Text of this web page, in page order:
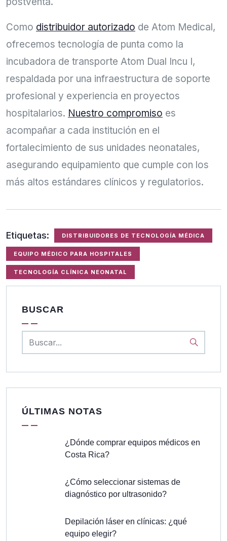
Como distribuidor autorizado de Atom Medical,
ofrecemos tecnología de punta como la
incubadora de transporte Atom Dual Incu I,
respaldada por una infraestructura de soporte
profesional y experiencia en proyectos
hospitalarios. Nuestro compromiso es
acompañar a cada institución en el
fortalecimiento de sus unidades neonatales,
asegurando equipamiento que cumple con los
más altos estándares clínicos y regulatorios.
Etiquetas: DISTRIBUIDORES DE TECNOLOGÍA MÉDICA
EQUIPO MÉDICO PARA HOSPITALES
TECNOLOGÍA CLÍNICA NEONATAL
BUSCAR
ÚLTIMAS NOTAS
¿Dónde comprar equipos médicos en
Costa Rica?
¿Cómo seleccionar sistemas de
diagnóstico por ultrasonido?
Depilación láser en clínicas: ¿qué
equipo elegir?